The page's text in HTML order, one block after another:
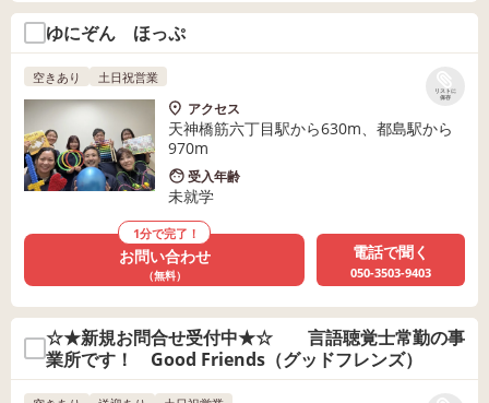
ゆにぞん ほっぷ
リストに
保存
空きあり 土日祝営業
アクセス
天神橋筋六丁目駅から630m、都島駅から
970m
受入年齢
未就学
1分で完了！
お問い合わせ
（無料）
電話で聞く
050-3503-9403
☆★新規お問合せ受付中★☆ 言語聴覚士常勤の事
業所です！ Good Friends（グッドフレンズ）